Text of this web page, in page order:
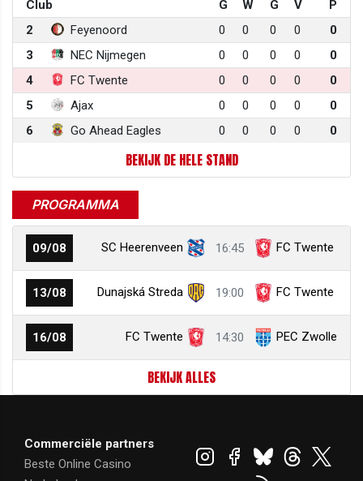
Club G W G V
P
2
Feyenoord 0 0 0 0
0
3
NEC Nijmegen 0 0 0 0
0
4
FC Twente 0 0 0 0
0
5
Ajax 0 0 0 0
0
6
Go Ahead Eagles 0 0 0 0 0
BEKIJK DE HELE STAND
PROGRAMMA
09/08 SC Heerenveen 16:45 FC Twente
13/08 Dunajská Streda 19:00 FC Twente
16/08 FC Twente 14:30 PEC Zwolle
BEKIJK ALLES
Commerciële partners
Beste Online Casino